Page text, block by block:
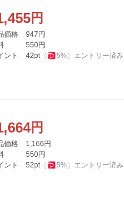
円
価格 947 円
550円
ント
42pt（ 5%） エントリー済み
円
価格 1,166 円
550円
ント
52pt（ 5%） エントリー済み